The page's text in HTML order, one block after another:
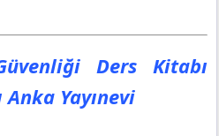
Ders Kitabı
Yayınevi